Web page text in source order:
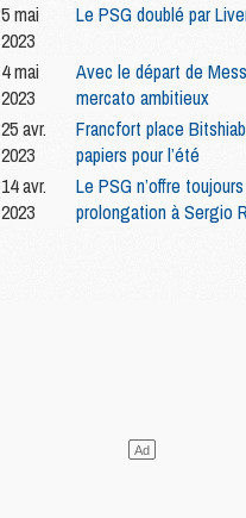
5 mai
2023
Le PSG doublé par
4 mai
2023
Avec le départ de
mercato ambitieux
25 avr.
2023
Francfort place
papiers pour l’été
14 avr.
2023
Le PSG n’offre
prolongation à Sergio